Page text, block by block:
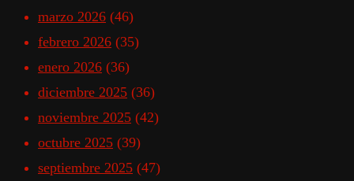
marzo 2026 (46)
febrero 2026 (35)
enero 2026 (36)
diciembre 2025 (36)
noviembre 2025 (42)
octubre 2025 (39)
septiembre 2025 (47)